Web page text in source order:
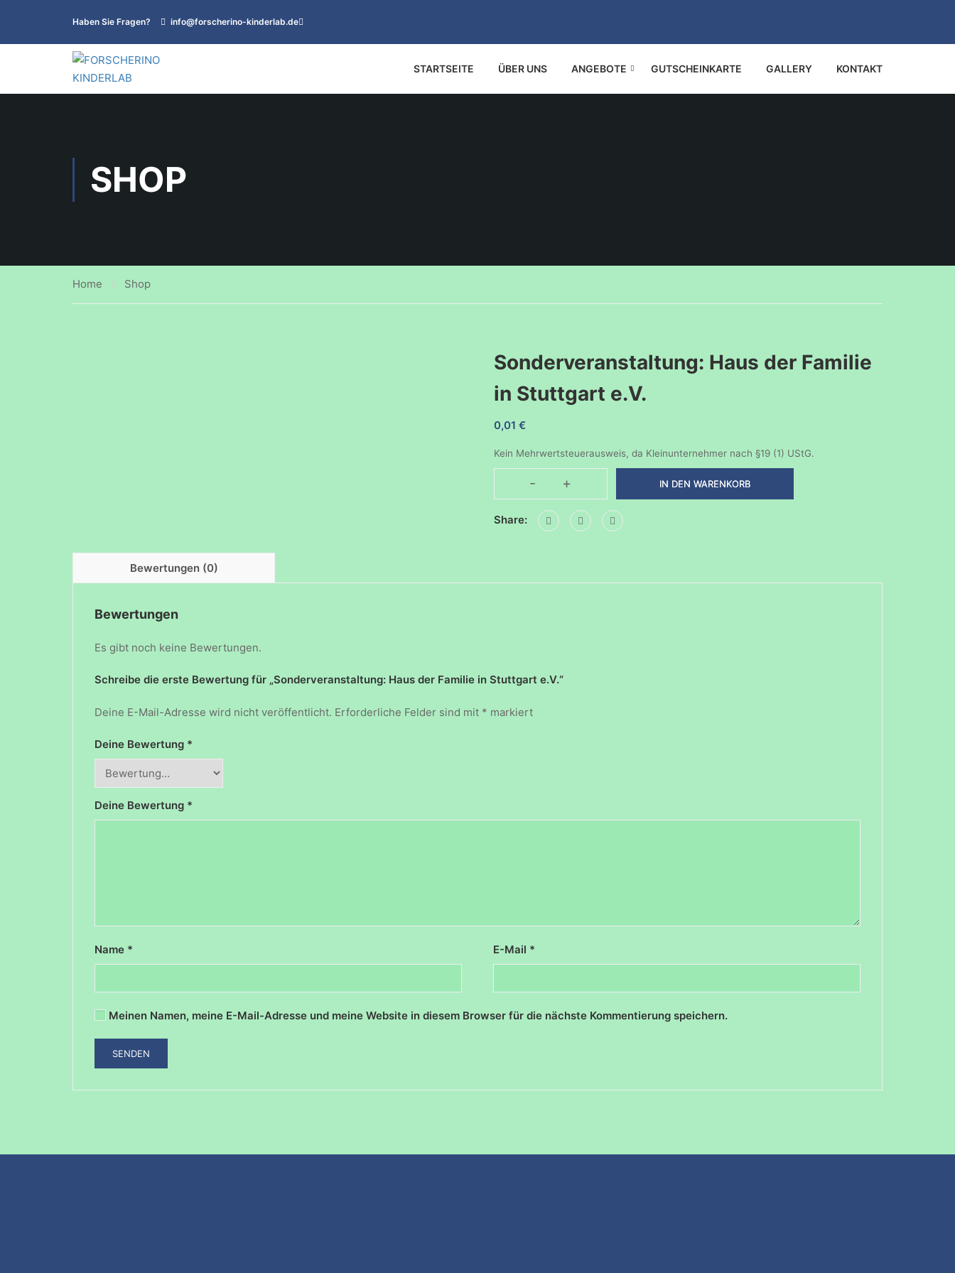
Haben Sie Fragen? info@forscherino-kinderlab.de
STARTSEITE ÜBER UNS ANGEBOTE GUTSCHEINKARTE GALLERY KONTAKT
SHOP
Home Shop
Sonderveranstaltung: Haus der Familie
in Stuttgart e.V.
0,01 €
Kein Mehrwertsteuerausweis, da Kleinunternehmer nach §19 (1) UStG.
-
Sonderveranstaltung:
Haus
der
Stuttgart
+ IN DEN WARENKORB
Share:
Bewertungen (0)
Bewertungen
Es gibt noch keine Bewertungen.
Schreibe die erste Bewertung für „Sonderveranstaltung: Haus der Familie in Stuttgart e.V.“
Deine E-Mail-Adresse wird nicht veröffentlicht. Erforderliche Felder sind mit * markiert
Deine Bewertung *
Deine Bewertung *
Name * E-Mail *
Meinen Namen, meine E-Mail-Adresse und meine Website in diesem Browser für die nächste Kommentierung speichern.